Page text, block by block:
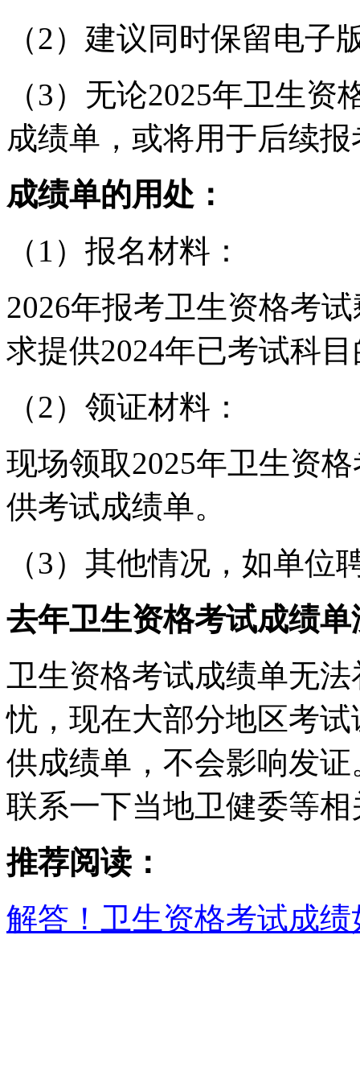
（2）建议同时保留电子
（3）无论2025年卫生
成绩单，或将用于后续
成绩单的用处：
（1）报名材料：
2026年报考卫生资格考
求提供2024年已考试科
（2）领证材料：
现场领取2025年卫生资
供考试成绩单。
（3）其他情况，如单位
去年卫生资格考试成绩
卫生资格考试成绩单无
忧，现在大部分地区考
供成绩单，不会影响发
联系一下当地卫健委等
推荐阅读：
解答！卫生资格考试成